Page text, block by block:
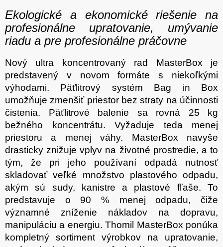
Ekologické a ekonomické riešenie na
profesionálne upratovanie, umývanie
riadu a pre profesionálne práčovne
Nový ultra koncentrovaný rad MasterBox je
predstavený v novom formáte s niekoľkými
výhodami. Päťlitrový systém Bag in Box
umožňuje zmenšiť priestor bez straty na účinnosti
čistenia. Päťlitrové balenie sa rovná 25 kg
bežného koncentrátu. Vyžaduje teda menej
priestoru a menej váhy. MasterBox navyše
drasticky znižuje vplyv na životné prostredie, a to
tým, že pri jeho používaní odpadá nutnosť
skladovať veľké množstvo plastového odpadu,
akým sú sudy, kanistre a plastové fľaše. To
predstavuje o 90 % menej odpadu, čiže
významné zníženie nákladov na dopravu,
manipuláciu a energiu. Thomil MasterBox ponúka
kompletný sortiment výrobkov na upratovanie,